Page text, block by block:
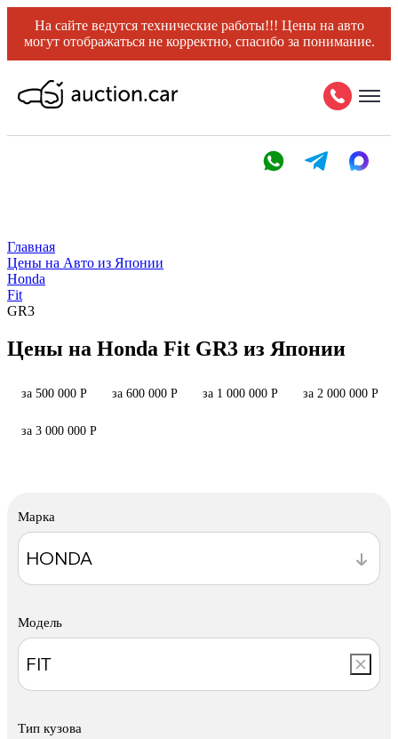
На сайте ведутся технические работы!!! Цены на авто
могут отображаться не корректно, спасибо за понимание.
Главная
Цены на Авто из Японии
Honda
Fit
GR3
Цены на Honda Fit GR3 из Японии
за 500 000 Р за 600 000 Р за 1 000 000 Р за 2 000 000 Р
за 3 000 000 Р
Марка
Модель
Тип кузова